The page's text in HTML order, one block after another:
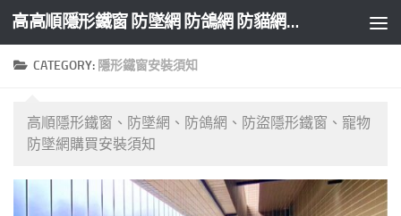
Skip to content 高高順隱形鐵窗 防墜網 防鴿網 防貓網 防盜網
CATEGORY: 隱形鐵窗安裝須知
高順隱形鐵窗、防墜網、防鴿網、防盜隱形鐵窗、寵物
防墜網購買安裝須知